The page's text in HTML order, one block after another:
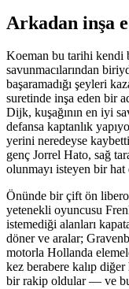
Arkadan inşa
Koeman bu tarihi kendi
savunmacılarından
başaramadığı şeyleri
suretinde inşa eden bir
Dijk, kuşağının en iyi
defansa kaptanlık
yerini neredeyse
genç Jorrel Hato, sağ
olunmayı isteyen bir
Önünde bir çift ön
yetenekli oyuncusu
istemediği alanları
döner ve aralar;
motorla Hollanda
kez berabere kalıp diğer
bir rakip oldular — ve